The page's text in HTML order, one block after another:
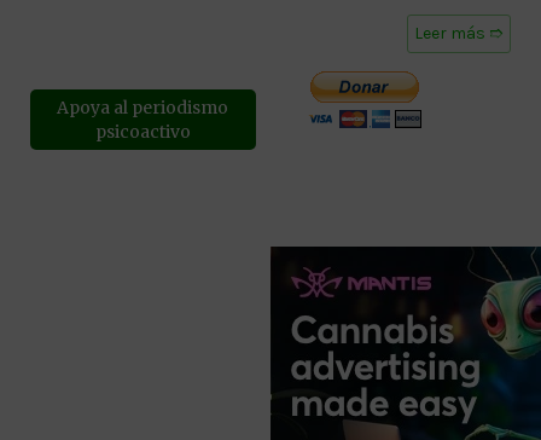
Leer más ➱
Apoya al periodismo
psicoactivo